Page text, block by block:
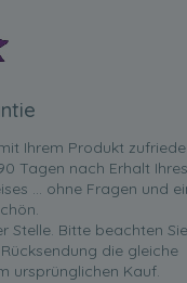
Ihrem Produkt
Tagen nach Erhalt Ihres
... ohne Fragen und
Stelle. Bitte beachten
die gleiche
ursprünglichen Kauf.